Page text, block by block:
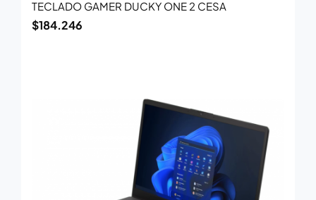
TECLADO GAMER DUCKY ONE 2 CESA
$184.246